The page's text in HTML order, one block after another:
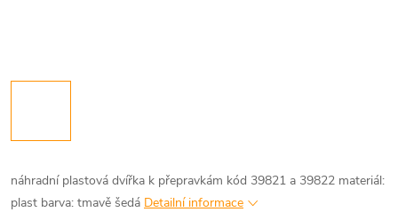
náhradní plastová dvířka k přepravkám kód 39821 a 39822 materiál:
plast barva: tmavě šedá Detailní informace